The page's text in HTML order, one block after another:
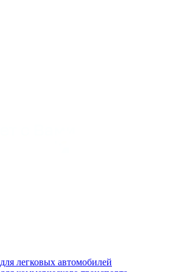
легковых автомобилей